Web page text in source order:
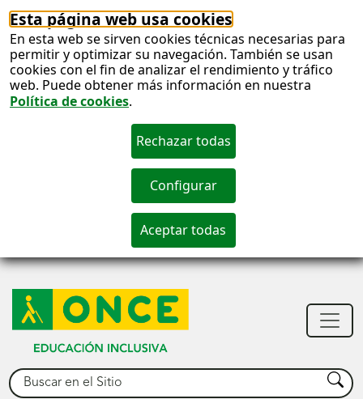
Esta página web usa cookies
En esta web se sirven cookies técnicas necesarias para
permitir y optimizar su navegación. También se usan
cookies con el fin de analizar el rendimiento y tráfico
web. Puede obtener más información en nuestra
Política de cookies.
Buscar Buscar